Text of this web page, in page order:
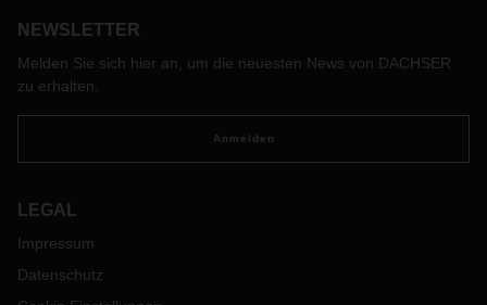
eingespart werden kann.
NEWSLETTER
Melden Sie sich hier an, um die neuesten News von DACHSER
zu erhalten.
Anmelden
LEGAL
Impressum
Datenschutz